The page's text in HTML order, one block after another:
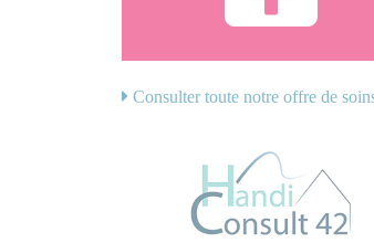
Consulter toute notre offre de